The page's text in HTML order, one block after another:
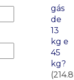
gás
de
13
kg e
45
kg?